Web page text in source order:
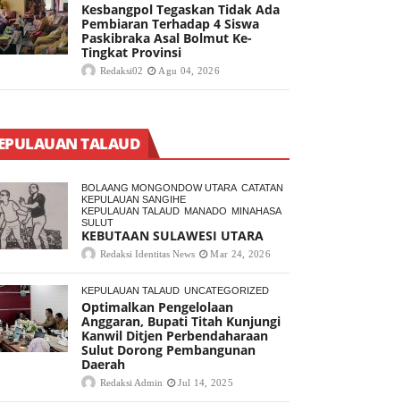
Kesbangpol Tegaskan Tidak Ada
Pembiaran Terhadap 4 Siswa
Paskibraka Asal Bolmut Ke-
Tingkat Provinsi
Redaksi02 Agu 04, 2026
TALAUD
BOLAANG MONGONDOW UTARA CATATAN
KEPULAUAN SANGIHE
KEPULAUAN TALAUD MANADO MINAHASA
SULUT
KEBUTAAN SULAWESI UTARA
Redaksi Identitas News Mar 24, 2026
KEPULAUAN TALAUD UNCATEGORIZED
Optimalkan Pengelolaan
Anggaran, Bupati Titah Kunjungi
Kanwil Ditjen Perbendaharaan
Sulut Dorong Pembangunan
Daerah
Redaksi Admin Jul 14, 2025